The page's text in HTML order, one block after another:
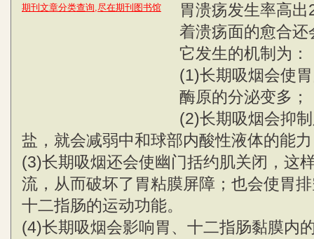
期刊文章分类查询,尽在期刊图书馆
胃溃疡发生率高
着溃疡面的愈合
它发生的机制为：
(1)长期吸烟会使
酶原的分泌变多；
(2)长期吸烟会抑
盐，就会减弱中和球部内酸性液体的能
(3)长期吸烟还会使幽门括约肌关闭，这
流，从而破坏了胃粘膜屏障；也会使胃
十二指肠的运动功能。
(4)长期吸烟会影响胃、十二指肠黏膜内